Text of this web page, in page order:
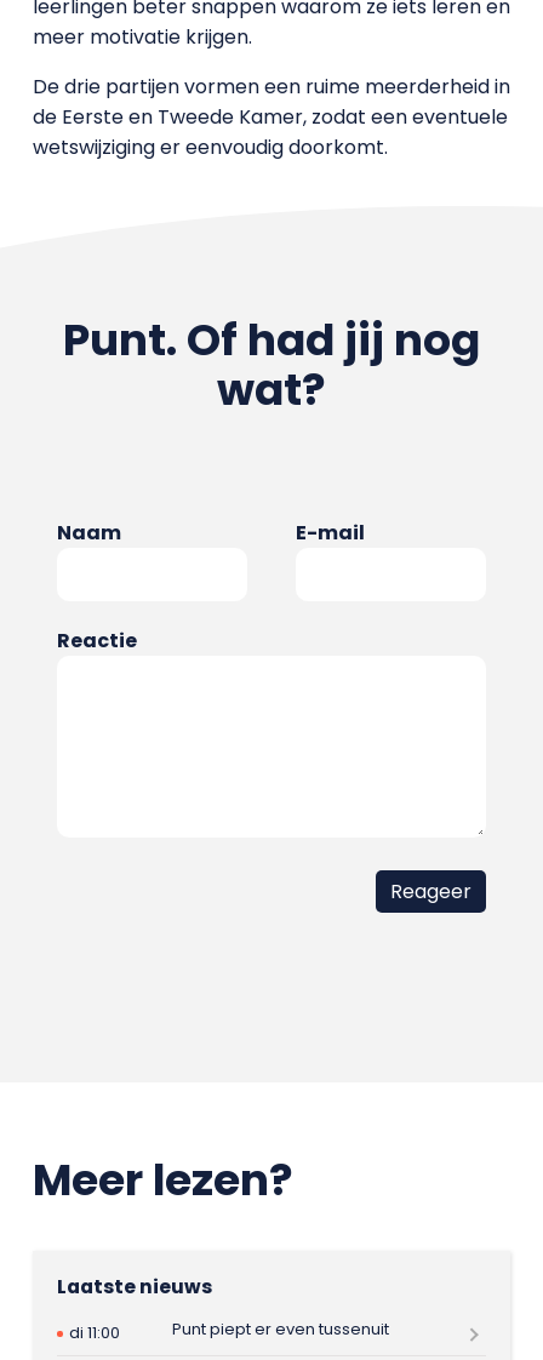
leerlingen beter snappen waarom ze iets leren en
meer motivatie krijgen.
De drie partijen vormen een ruime meerderheid in
de Eerste en Tweede Kamer, zodat een eventuele
wetswijziging er eenvoudig doorkomt.
Punt. Of had jij nog
wat?
Naam E-mail
Reactie
Meer lezen?
Laatste nieuws
di 11:00
Punt piept er even tussenuit